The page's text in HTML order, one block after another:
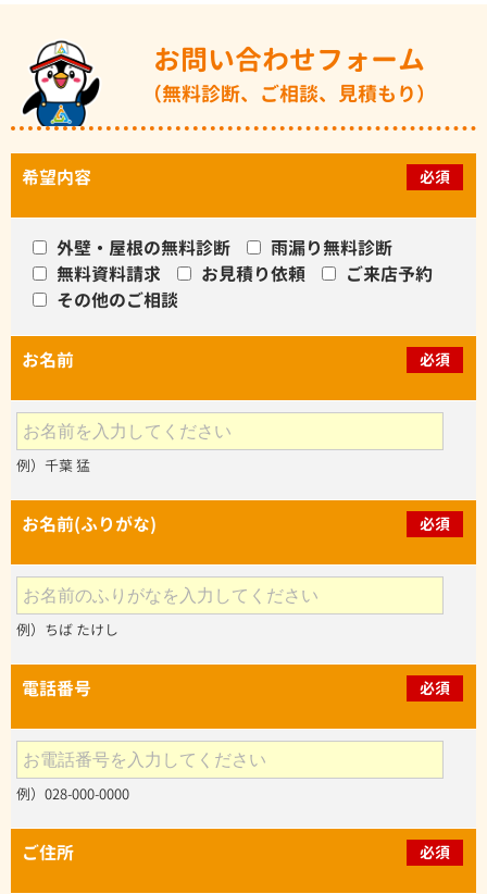
お問い合わせフォーム
（無料診断、ご相談、見積もり）
希望内容 必須
外壁・屋根の無料診断
雨漏り無料診断
無料資料請求
お見積り依頼
ご来店予約
その他のご相談
お名前 必須
例）千葉 猛
お名前(ふりがな) 必須
例）ちば たけし
電話番号 必須
例）028-000-0000
ご住所 必須